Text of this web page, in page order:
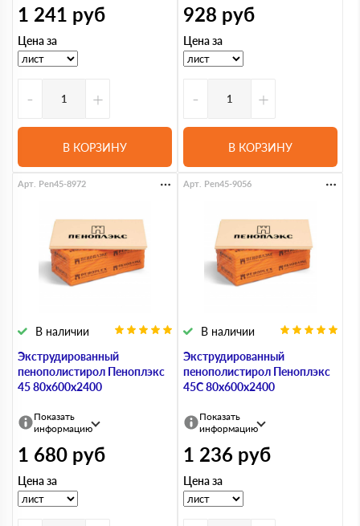
1 241 руб
Цена за
- +
В КОРЗИНУ
928 руб
Цена за
- +
В КОРЗИНУ
Экструдированный
пенополистирол Пеноплэкс
45 80х600х2400
В наличии
Арт. Pen45-8972
Показать
информацию
1 680 руб
Цена за
Экструдированный
пенополистирол Пеноплэкс
45С 80х600х2400
В наличии
Арт. Pen45-9056
Показать
информацию
1 236 руб
Цена за